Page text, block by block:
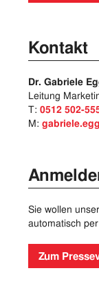
Kontakt
Dr. Gabriele
Leitung
T: 0512 502-
M:
Sie wollen
automatisch
Zum